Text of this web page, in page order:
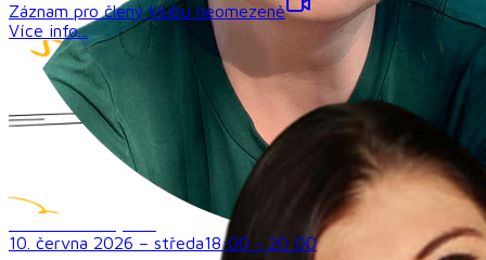
Záznam pro členy klubu neomezeně
Více info...
10. června 2026 – středa18:00 - 20:00